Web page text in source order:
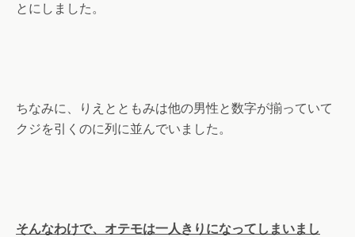
とにしました。
ちなみに、りえとともみは他の男性と数字が揃っていて
クジを引くのに列に並んでいました。
そんなわけで、オテモは一人きりになってしまいまし